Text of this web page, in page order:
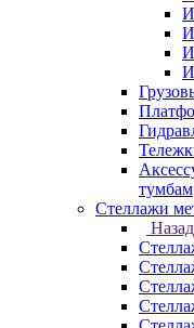
тумбам
Стеллажи
Назад